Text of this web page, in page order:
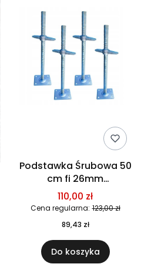
Podstawka Śrubowa 50
cm fi 26mm
rusztowanie
warszawskie zestaw 4
110,00 zł
Cena regularna: 123,00 zł
89,43 zł
Do koszyka